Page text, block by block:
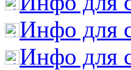
Инфо для
Инфо для